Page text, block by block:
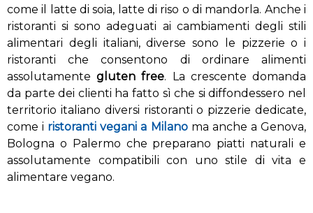
come il latte di soia, latte di riso o di mandorla. Anche i
ristoranti si sono adeguati ai cambiamenti degli stili
alimentari degli italiani, diverse sono le pizzerie o i
ristoranti che consentono di ordinare alimenti
assolutamentegluten free. La crescente domanda
da parte dei clienti ha fatto sì che si diffondessero nel
territorio italiano diversi ristoranti o pizzerie dedicate,
come i ristoranti vegani a Milanoma anche a Genova,
Bologna o Palermo che preparano piatti naturali e
assolutamente compatibili con uno stile di vita e
alimentare vegano.